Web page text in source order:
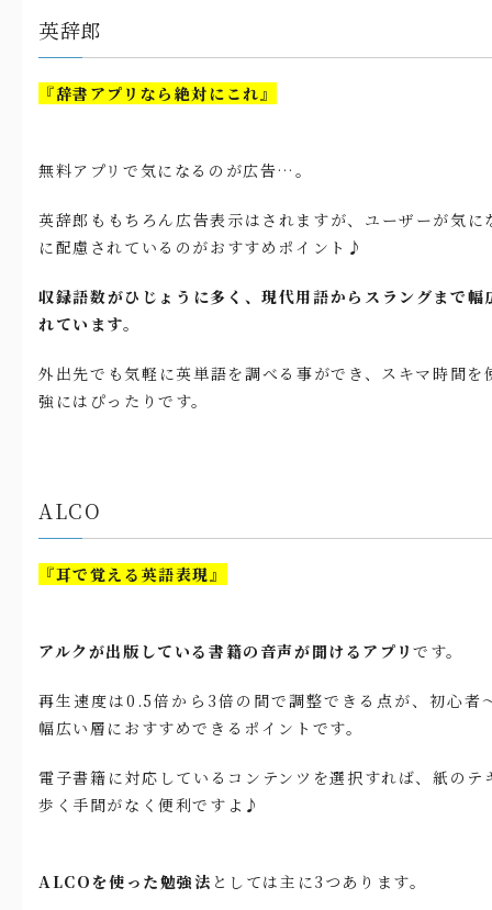
英辞郎
『辞書アプリなら絶対にこれ』
無料アプリで気になるのが広告…。
英辞郎ももちろん広告表示はされますが、ユーザーが気に
に配慮されているのがおすすめポイント♪
収録語数がひじょうに多く、現代用語からスラングまで幅
れています。
外出先でも気軽に英単語を調べる事ができ、スキマ時間を
強にはぴったりです。
ALCO
『耳で覚える英語表現』
アルクが出版している書籍の音声が聞けるアプリです。
再生速度は0.5倍から3倍の間で調整できる点が、初心者
幅広い層におすすめできるポイントです。
電子書籍に対応しているコンテンツを選択すれば、紙のテ
歩く手間がなく便利ですよ♪
ALCOを使った勉強法 としては主に3つあります。